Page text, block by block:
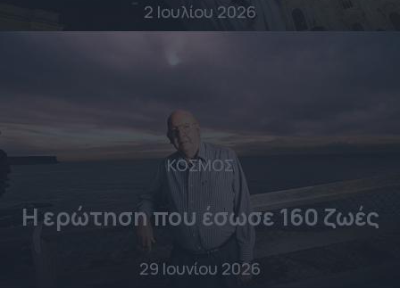
2 Ιουλίου 2026
ΚΟΣΜΟΣ
Η ερώτηση που έσωσε 160 ζωές
29 Ιουνίου 2026